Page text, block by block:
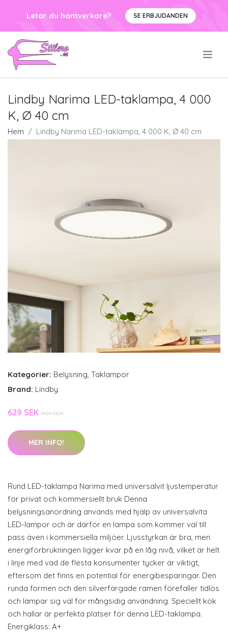
Letar du hantverkare? SE ERBJUDANDEN
Lindby Narima LED-taklampa, 4 000
K, Ø 40 cm
Hem Lindby Narima LED-taklampa, 4 000 K, Ø 40 cm
Kategorier: Belysning, Taklampor
Brand: Lindby
629 SEK 1101 SEK
MER INFO!
Rund LED-taklampa Narima med universalvit ljustemperatur
för privat och kommersiellt bruk Denna
belysningsanordning används med hjälp av universalvita
LED-lampor och är därför en lampa som kommer väl till
pass även i kommersiella miljöer. Ljusstyrkan är bra, men
energiförbrukningen ligger kvar på en låg nivå, vilket är helt
i linje med vad de flesta konsumenter tycker är viktigt,
eftersom det finns en potential för energibesparingar. Den
runda formen och den silverfärgade ramen förefaller tidlös
och lämpar sig väl för mångsidig användning. Speciellt kök
och hallar är perfekta platser för denna LED-taklampa.
Energiklass: A+